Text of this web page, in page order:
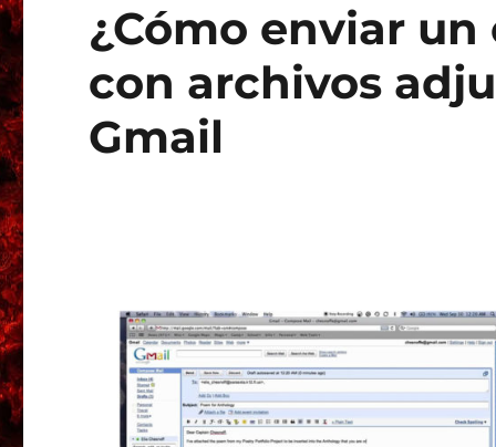
¿Cómo enviar
con archivos
Gmail